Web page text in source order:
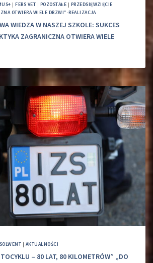
|FERS VET | POZOSTAŁE | PRZEDSIĘWZIĘCIE
OTWIERA WIELE DRZWI”-REALIZACJA
WIEDZA W NASZEJ SZKOLE: SUKCES
ZAGRANICZNA OTWIERA WIELE
| AKTUALNOŚCI
– 80 LAT, 80 KILOMETRÓW” „DO